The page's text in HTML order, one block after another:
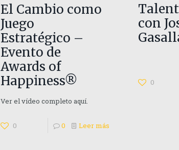
con
0
El Cambio como
Juego
Estratégico –
Evento de
Awards of
Happiness®
Ver el vídeo completo aquí.
0 0 Leer más